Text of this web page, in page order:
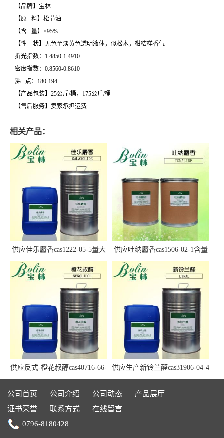
【品牌】宝林
【原 料】松节油
【含 量】≥95%
【性 状】无色至淡黄色透明液体，似松木，柑桔样香气
折光指数：1.4850-1.4910
密度指数：0.8560-0.8610
沸 点：180-194
【产品包装】25公斤/桶，175公斤/桶
【售后服务】卖家承担运费
相关产品：
供应佳乐麝香cas1222-05-5量大
优惠
供应吐纳麝香cas1506-02-1含量
97.5%+
供应反式-橙花叔醇cas40716-66-
3现货
供应生产新铃兰醛cas31906-04-4
现货Lyral
公司首页 公司介绍 公司动态
产品展厅
证书荣誉
联系方式
在线留言
0796-8180428